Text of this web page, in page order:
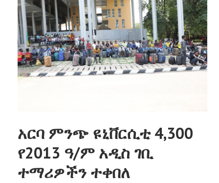
PARTNERSHIP
አርባ ምንጭ ዩኒቨርሲቲ 4,300
የ2013 ዓ/ም አዲስ ገቢ
ተማሪዎችን ተቀበለ